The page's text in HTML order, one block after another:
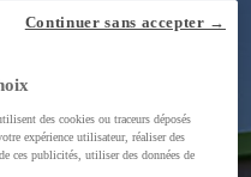
des cookies ou traceurs déposés
expérience utilisateur, réaliser des
ces publicités, utiliser des données de
Continuer sans accepter →